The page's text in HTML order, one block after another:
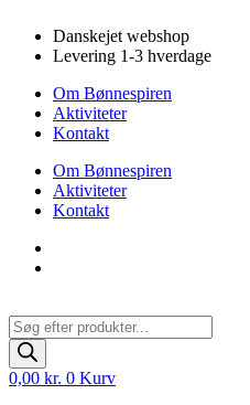
indhold
Danskejet webshop
Levering 1-3 hverdage
Om Bønnespiren
Aktiviteter
Kontakt
Om Bønnespiren
Aktiviteter
Kontakt
Products
search
0,00 kr. 0 Kurv